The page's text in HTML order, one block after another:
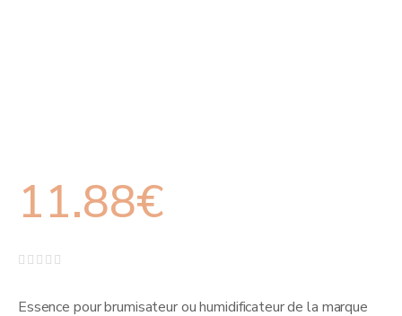
11.88€
5
Essence pour brumisateur ou humidificateur de la marque